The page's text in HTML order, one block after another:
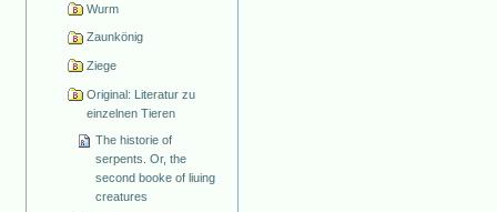
Wurm
Zaunkönig
Ziege
Original: Literatur zu
einzelnen Tieren
The historie of
serpents. Or, the
second booke of liuing
creatures